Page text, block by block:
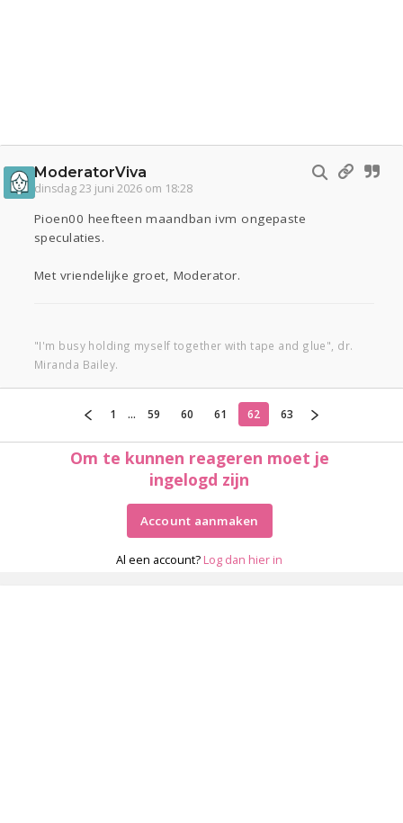
ModeratorViva
dinsdag 23 juni 2026 om 18:28
Pioen00 heefteen maandban ivm ongepaste
speculaties.
Met vriendelijke groet, Moderator.
"I'm busy holding myself together with tape and glue", dr.
Miranda Bailey.
1 ... 59 60 61 62 63
Om te kunnen reageren moet je
ingelogd zijn
Account aanmaken
Al een account? Log dan hier in